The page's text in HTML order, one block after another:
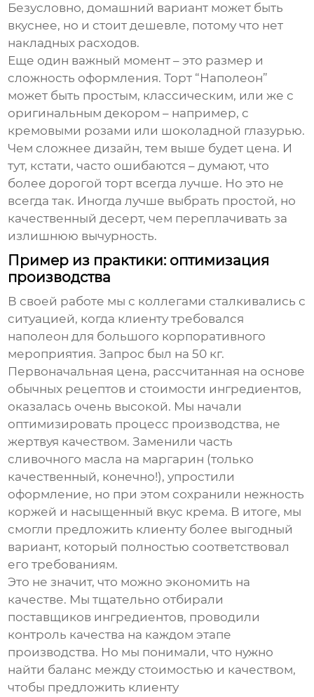
Безусловно, домашний вариант может быть
вкуснее, но и стоит дешевле, потому что нет
накладных расходов.
Еще один важный момент – это размер и
сложность оформления. Торт “Наполеон”
может быть простым, классическим, или же с
оригинальным декором – например, с
кремовыми розами или шоколадной глазурью.
Чем сложнее дизайн, тем выше будет цена. И
тут, кстати, часто ошибаются – думают, что
более дорогой торт всегда лучше. Но это не
всегда так. Иногда лучше выбрать простой, но
качественный десерт, чем переплачивать за
излишнюю вычурность.
Пример из практики: оптимизация
производства
В своей работе мы с коллегами сталкивались с
ситуацией, когда клиенту требовался
наполеон для большого корпоративного
мероприятия. Запрос был на 50 кг.
Первоначальная цена, рассчитанная на основе
обычных рецептов и стоимости ингредиентов,
оказалась очень высокой. Мы начали
оптимизировать процесс производства, не
жертвуя качеством. Заменили часть
сливочного масла на маргарин (только
качественный, конечно!), упростили
оформление, но при этом сохранили нежность
коржей и насыщенный вкус крема. В итоге, мы
смогли предложить клиенту более выгодный
вариант, который полностью соответствовал
его требованиям.
Это не значит, что можно экономить на
качестве. Мы тщательно отбирали
поставщиков ингредиентов, проводили
контроль качества на каждом этапе
производства. Но мы понимали, что нужно
найти баланс между стоимостью и качеством,
чтобы предложить клиенту